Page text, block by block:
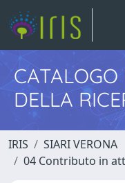
DELLA
IRIS
SIARI VERONA
04 Contributo in